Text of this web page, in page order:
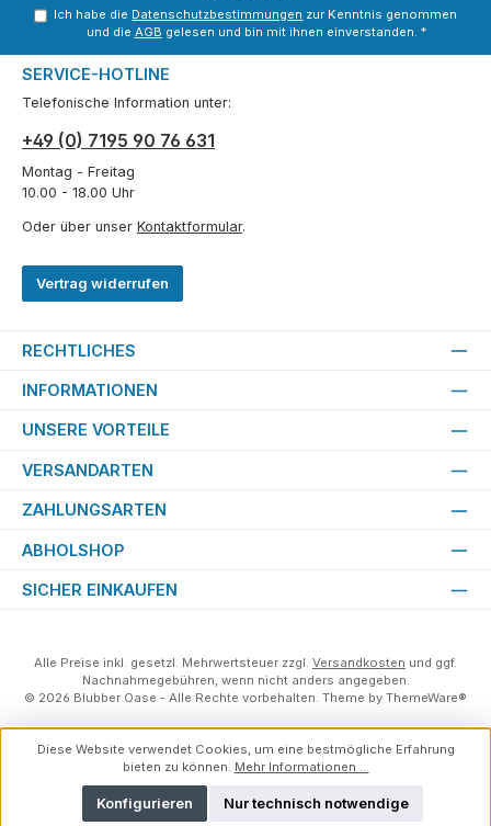
Ich habe die Datenschutzbestimmungen zur Kenntnis genommen
und die AGB gelesen und bin mit ihnen einverstanden. *
SERVICE-HOTLINE
Telefonische Information unter:
+49 (0) 7195 90 76 631
Montag - Freitag
10.00 - 18.00 Uhr
Oder über unser Kontaktformular.
Vertrag widerrufen
RECHTLICHES
INFORMATIONEN
UNSERE VORTEILE
VERSANDARTEN
ZAHLUNGSARTEN
ABHOLSHOP
SICHER EINKAUFEN
Alle Preise inkl. gesetzl. Mehrwertsteuer zzgl. Versandkosten und ggf.
Nachnahmegebühren, wenn nicht anders angegeben.
© 2026 Blubber Oase - Alle Rechte vorbehalten. Theme by ThemeWare®
Diese Website verwendet Cookies, um eine bestmögliche Erfahrung
bieten zu können. Mehr Informationen ...
Nur technisch notwendige
Konfigurieren